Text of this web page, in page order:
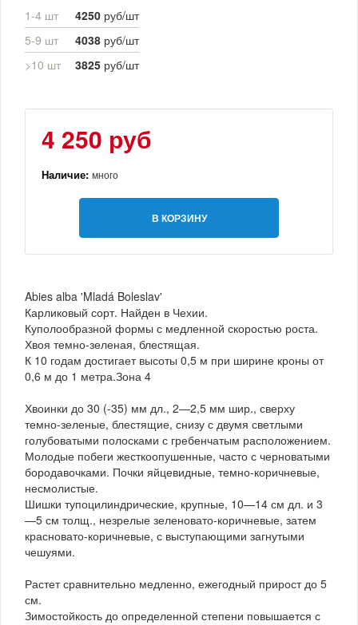
1-4 шт 4250 руб/шт
5-9 шт
4038 руб/шт
>10 шт
3825 руб/шт
4 250 руб
Наличие: много
В КОРЗИНУ
Abies alba 'Mladá Boleslav'
Карликовый сорт. Найден в Чехии.
Куполообразной формы с медленной скоростью роста.
Хвоя темно-зеленая, блестящая.
К 10 годам достигает высоты 0,5 м при ширине кроны от
0,6 м до 1 метра.Зона 4
Хвоинки до 30 (-35) мм дл., 2—2,5 мм шир., сверху
темно-зеленые, блестящие, снизу с двумя светлыми
голубоватыми полосками с гребенчатым расположением.
Молодые побеги жесткоопушенные, часто с черноватыми
бородавочками. Почки яйцевидные, темно-коричневые,
несмолистые.
Шишки тупоцилиндрические, крупные, 10—14 см дл. и 3
—5 см толщ., незрелые зеленовато-коричневые, затем
красновато-коричневые, с выступающими загнутыми
чешуями.
Растет сравнительно медленно, ежегодный прирост до 5
см.
Зимостойкость до определенной степени повышается с